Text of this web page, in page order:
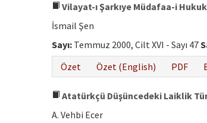
Vilayat-ı Şarkıye Müdafaa-i
İsmail Şen
Sayı: Temmuz 2000, Cilt XVI - Sayı 47
Özet
Özet (English) PDF
Atatürkçü Düşüncedeki Laiklik
A. Vehbi Ecer